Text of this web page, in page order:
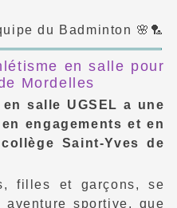
du Badminton 🌸🏸
en salle pour
Mordelles
salle UGSEL a une
engagements et en
Saint-Yves de
filles et garçons, se
sportive, que